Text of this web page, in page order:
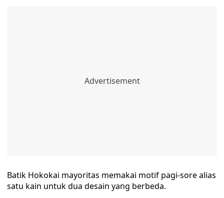
Batik Hokokai mayoritas memakai motif pagi-sore alias
satu kain untuk dua desain yang berbeda.